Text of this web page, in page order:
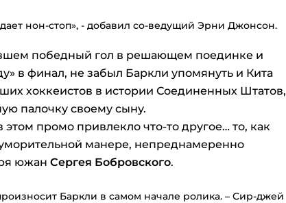
нон-стоп», - добавил со-ведущий Эрни Джонсон.
победный гол в решающем поединке и
в финал, не забыл Баркли упомянуть и Кита
хоккеистов в истории Соединенных Штатов,
палочку своему сыну.
промо привлекло что-то другое… то, как
манере, непреднамеренно
южан Сергея Бобровского.
Баркли в самом начале ролика. – Сир-джей